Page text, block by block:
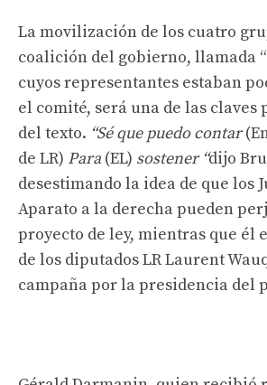
La movilización de los cuatro
coalición del gobierno, llamada
cuyos representantes estaban
el comité, será una de las
del texto. “Sé que puedo contar
de LR) Para (EL) sostener “dijo
desestimando la idea de que los
Aparato a la derecha pueden
proyecto de ley, mientras que él
de los diputados LR Laurent
campaña por la presidencia del